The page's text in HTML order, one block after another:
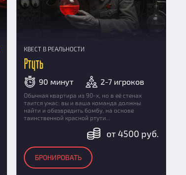
КВЕСТ В РЕАЛЬНОСТИ
Ртуть
90 минут 2-7 игроков
Обычная квартира из 90-х, но в её стенах
таится ужас: вы и ваша команда должны
найти и обезвредить бомбу, на основе
таинственной красной ртути...
от 4500 руб.
БРОНИРОВАТЬ